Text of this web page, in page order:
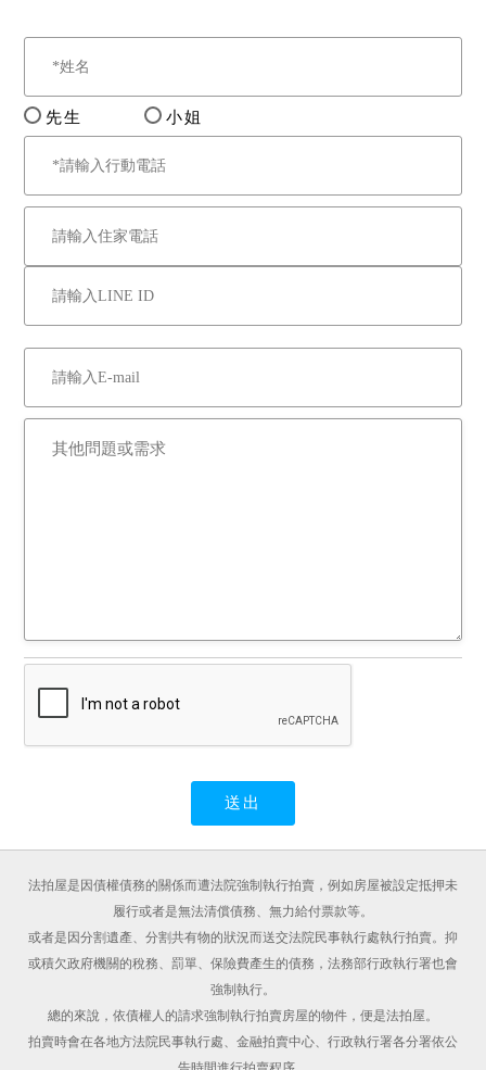
先生 小姐
法拍屋是因債權債務的關係而遭法院強制執行拍賣，例如房屋被設定抵押未
履行或者是無法清償債務、無力給付票款等。
或者是因分割遺產、分割共有物的狀況而送交法院民事執行處執行拍賣。抑
或積欠政府機關的稅務、罰單、保險費產生的債務，法務部行政執行署也會
強制執行。
總的來說，依債權人的請求強制執行拍賣房屋的物件，便是法拍屋。
拍賣時會在各地方法院民事執行處、金融拍賣中心、行政執行署各分署依公